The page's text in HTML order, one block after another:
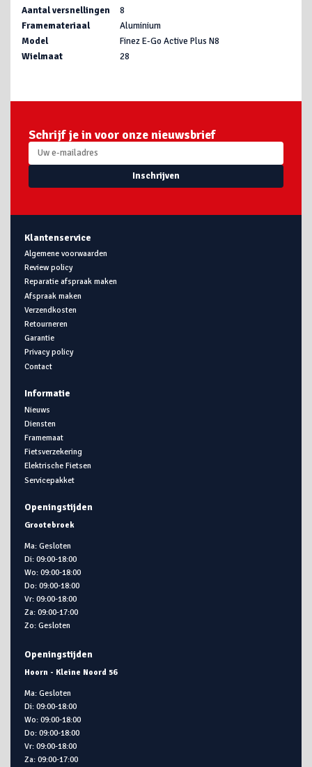
Aantal versnellingen
8
Framemateriaal
Aluminium
Model
Finez E-Go Active Plus N8
Wielmaat
28
Schrijf je in voor onze nieuwsbrief
Inschrijven
Klantenservice
Algemene voorwaarden
Review policy
Reparatie afspraak maken
Afspraak maken
Verzendkosten
Retourneren
Garantie
Privacy policy
Contact
Informatie
Nieuws
Diensten
Framemaat
Fietsverzekering
Elektrische Fietsen
Servicepakket
Openingstijden
Grootebroek
Ma: Gesloten
Di: 09:00-18:00
Wo: 09:00-18:00
Do: 09:00-18:00
Vr: 09:00-18:00
Za: 09:00-17:00
Zo: Gesloten
Openingstijden
Hoorn - Kleine Noord 56
Ma: Gesloten
Di: 09:00-18:00
Wo: 09:00-18:00
Do: 09:00-18:00
Vr: 09:00-18:00
Za: 09:00-17:00